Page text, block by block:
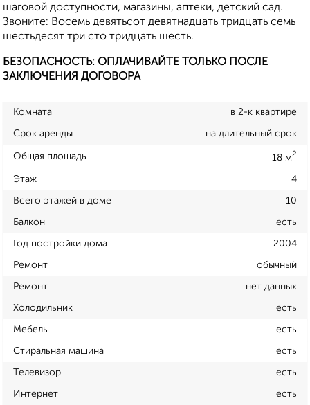
шаговой доступности, магазины, аптеки, детский сад.
Звоните: Восемь девятьсот девятнадцать тридцать семь
шестьдесят три сто тридцать шесть.
БЕЗОПАСНОСТЬ: ОПЛАЧИВАЙТЕ ТОЛЬКО ПОСЛЕ
ЗАКЛЮЧЕНИЯ ДОГОВОРА
Комната в 2-к квартире
Срок аренды на длительный срок
Общая площадь 18 м2
Этаж 4
Всего этажей в доме 10
Балкон есть
Год постройки дома 2004
Ремонт обычный
Ремонт нет данных
Холодильник есть
Мебель есть
Стиральная машина есть
Телевизор есть
Интернет есть